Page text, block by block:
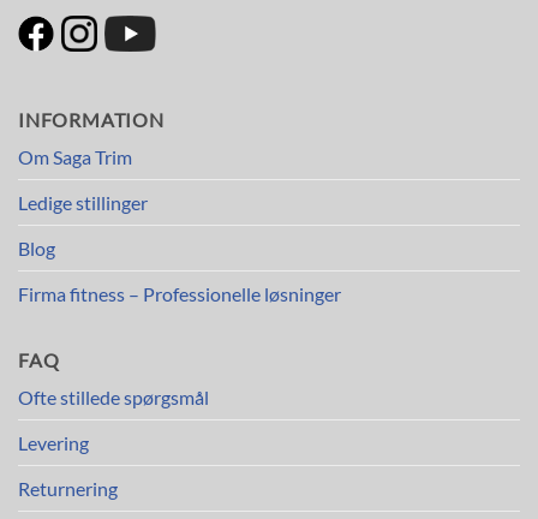
INFORMATION
Om Saga Trim
Ledige stillinger
Blog
Firma fitness – Professionelle løsninger
FAQ
Ofte stillede spørgsmål
Levering
Returnering